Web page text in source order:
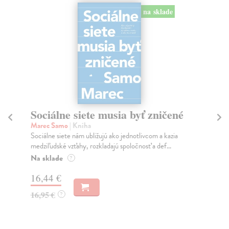
na sklade
Sociálne siete musia byť zničené
Marec Samo| Kniha
Sociálne siete nám ubližujú ako jednotlivcom a kazia
medziľudské vzťahy, rozkladajú spoločnosť a def...
Na sklade ?
16,44 €
16,95 € ?